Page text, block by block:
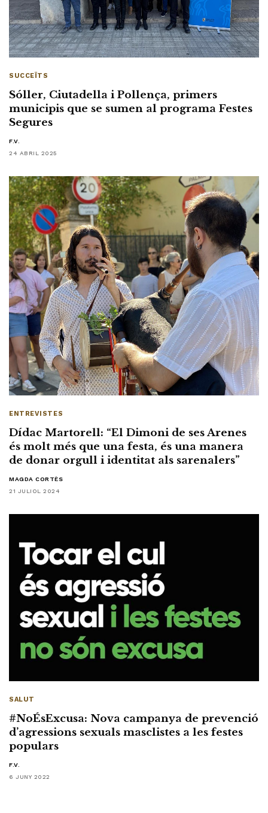
SUCCEÏTS
Sóller, Ciutadella i Pollença, primers
municipis que se sumen al programa Festes
Segures
F.V.
24 ABRIL 2025
ENTREVISTES
Dídac Martorell: “El Dimoni de ses Arenes
és molt més que una festa, és una manera
de donar orgull i identitat als sarenalers”
MAGDA CORTÈS
21 JULIOL 2024
SALUT
#NoÉsExcusa: Nova campanya de prevenció
d’agressions sexuals masclistes a les festes
populars
F.V.
6 JUNY 2022